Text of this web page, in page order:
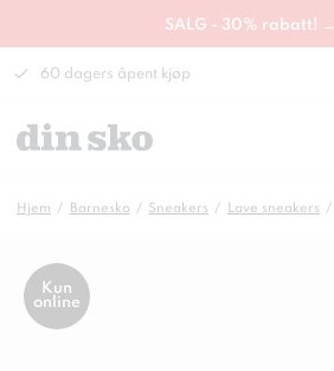
SALG - 30% rabatt! →
60 dagers åpent kjøp
Hjem Barnesko Sneakers Lave sneakers
Kun
online